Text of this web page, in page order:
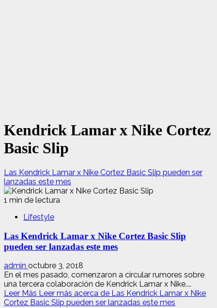
Kendrick Lamar x Nike Cortez
Basic Slip
Las Kendrick Lamar x Nike Cortez Basic Slip pueden ser
lanzadas este mes
1 min de lectura
Lifestyle
Las Kendrick Lamar x Nike Cortez Basic Slip
pueden ser lanzadas este mes
admin octubre 3, 2018
En el mes pasado, comenzaron a circular rumores sobre
una tercera colaboración de Kendrick Lamar x Nike....
Leer Más Leer más acerca de Las Kendrick Lamar x Nike
Cortez Basic Slip pueden ser lanzadas este mes